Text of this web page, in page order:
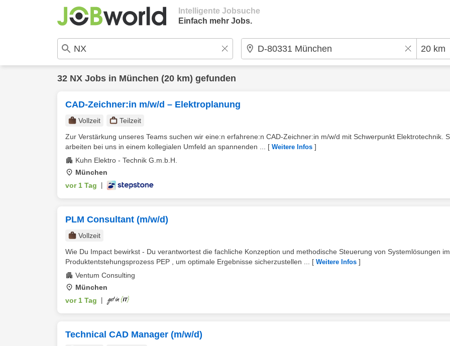
Intelligente Jobsuche
Einfach mehr Jobs.
32 NX Jobs in München (20 km) gefunden
CAD-Zeichner:in m/w/d – Elektroplanung
Vollzeit
Teilzeit
Zur Verstärkung unseres Teams suchen wir eine:n erfahrene:n CAD-Zeichner:in m/w/d mit Schwerpunkt Elektrotechnik.
arbeiten bei uns in einem kollegialen Umfeld an spannenden ...
[ Weitere Infos ]
Kuhn Elektro - Technik G.m.b.H.
München
vor 1 Tag
PLM Consultant (m/w/d)
Vollzeit
Wie Du Impact bewirkst - Du verantwortest die fachliche Konzeption und methodische Steuerung von Systemlösungen im
Produktentstehungsprozess PEP , um optimale Ergebnisse sicherzustellen ...
[ Weitere Infos ]
Ventum Consulting
München
vor 1 Tag
Technical CAD Manager (m/w/d)